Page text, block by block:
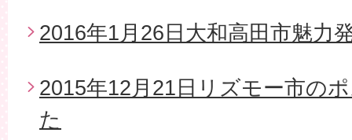
2016年1月26日大和高田市魅力
2015年12月21日リズモー市の
た